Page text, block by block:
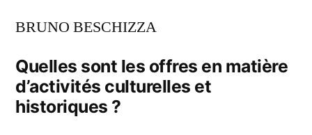
BRUNO BESCHIZZA
Quelles sont les offres en matière
d’activités culturelles et
historiques ?